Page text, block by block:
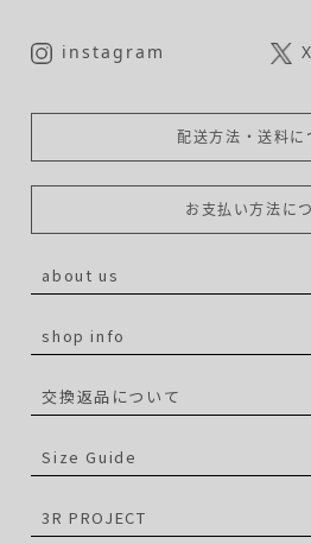
instagram
配送方法・送料に
お支払い方法に
about us
shop info
交換返品について
Size Guide
3R PROJECT